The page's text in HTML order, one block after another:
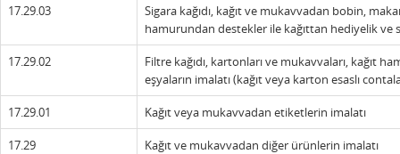
17.29.03
Sigara kağıdı, kağıt ve mukavvadan bobin,
hamurundan destekler ile kağıttan hediyelik ve
17.29.02
Filtre kağıdı, kartonları ve mukavvaları, kağıt
eşyaların imalatı (kağıt veya karton esaslı
17.29.01 Kağıt veya mukavvadan etiketlerin imalatı
17.29 Kağıt ve mukavvadan diğer ürünlerin imalatı